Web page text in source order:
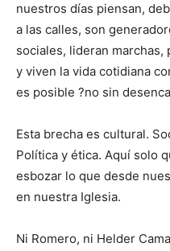
nuestros días piensan,
a las calles, son
sociales, lideran
y viven la vida cotidiana
es posible ?no sin
Esta brecha es cultural.
Política y ética. Aquí solo
esbozar lo que desde
en nuestra Iglesia.
Ni Romero, ni Helder